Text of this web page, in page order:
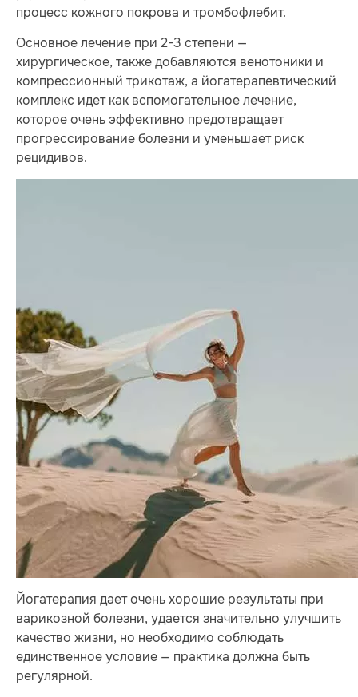
процесс кожного покрова и тромбофлебит.
Основное лечение при 2-3 степени —
хирургическое, также добавляются венотоники и
компрессионный трикотаж, а йогатерапевтический
комплекс идет как вспомогательное лечение,
которое очень эффективно предотвращает
прогрессирование болезни и уменьшает риск
рецидивов.
Йогатерапия дает очень хорошие результаты при
варикозной болезни, удается значительно улучшить
качество жизни, но необходимо соблюдать
единственное условие — практика должна быть
регулярной.